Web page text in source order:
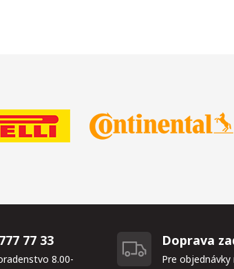
77 33
8.00-
Doprava
Pre objednávky